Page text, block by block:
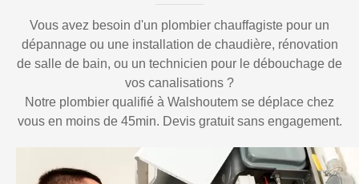
Vous avez besoin d'un plombier chauffagiste pour un
dépannage ou une installation de chaudière, rénovation
de salle de bain, ou un technicien pour le débouchage de
vos canalisations ?
Notre plombier qualifié à Walshoutem se déplace chez
vous en moins de 45min. Devis gratuit sans engagement.